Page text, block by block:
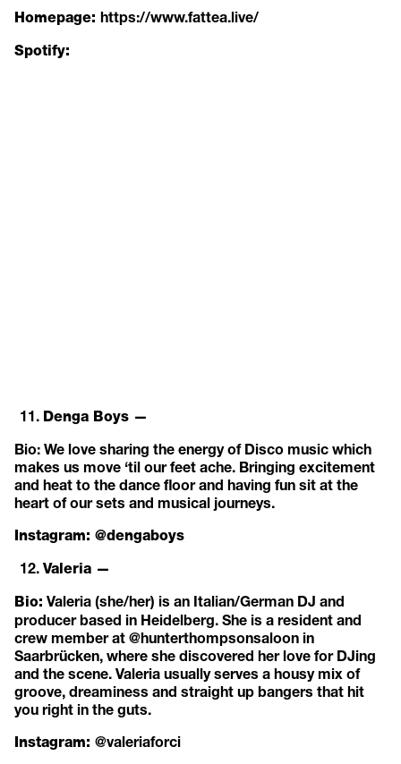
Homepage: https://www.fattea.live/
Spotify:
Denga Boys —
Bio: We love sharing the energy of Disco music which
makes us move ‘til our feet ache. Bringing excitement
and heat to the dance floor and having fun sit at the
heart of our sets and musical journeys.
Instagram: @dengaboys
Valeria —
Bio: Valeria (she/her) is an Italian/German DJ and
producer based in Heidelberg. She is a resident and
crew member at @hunterthompsonsaloon in
Saarbrücken, where she discovered her love for DJing
and the scene. Valeria usually serves a housy mix of
groove, dreaminess and straight up bangers that hit
you right in the guts.
Instagram: @valeriaforci